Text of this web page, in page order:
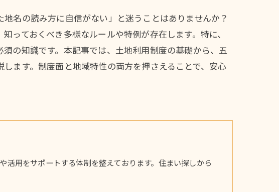
名の読み方に自信がない」と迷うことはありませんか？
っておくべき多様なルールや特例が存在します。特に、
の知識です。本記事では、土地利用制度の基礎から、五
ます。制度面と地域特性の両方を押さえることで、安心
用をサポートする体制を整えております。住まい探しから